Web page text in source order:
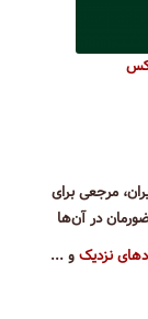
مرجعی برای
در آن‌ها
نزدیکو ...